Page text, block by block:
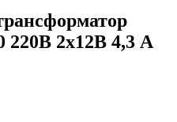
2х12В 4,3 А